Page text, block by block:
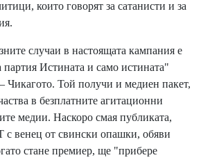
които говорят за сатанисти и за
случаи в настоящата кампания е
Истината и само истината"
Чикагото. Той получи и медиен пакет,
в безплатните агитационни
медии. Наскоро смая публиката,
с венец от свински опашки, обяви
стане премиер, ще "прибере